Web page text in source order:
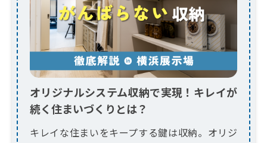
オリジナルシステム収納で実現！キレイが
続く住まいづくりとは？
キレイな住まいをキープする鍵は収納。オリジ